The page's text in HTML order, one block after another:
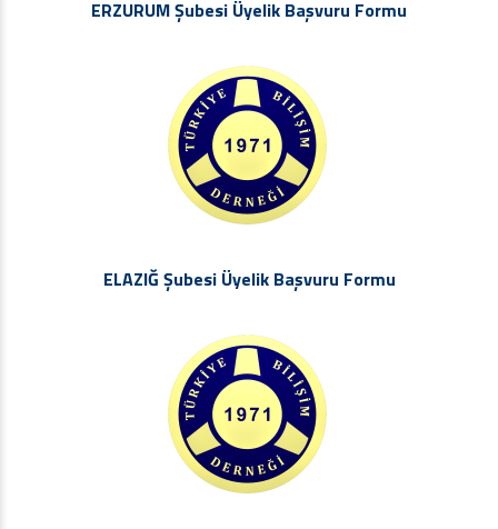
ERZURUM Şubesi Üyelik Başvuru Formu
ELAZIĞ Şubesi Üyelik Başvuru Formu